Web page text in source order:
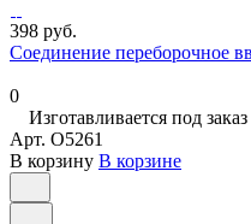
398 руб.
Соединение переборочное
0
Изготавливается под заказ
Арт. O5261
В корзину В корзине